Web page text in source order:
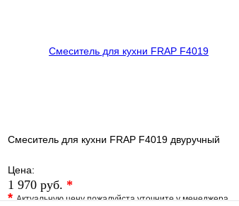
Смеситель для кухни FRAP F4019 двуручный
Цена:
1 970 руб. *
*Актуальную цену пожалуйста уточните у менеджера